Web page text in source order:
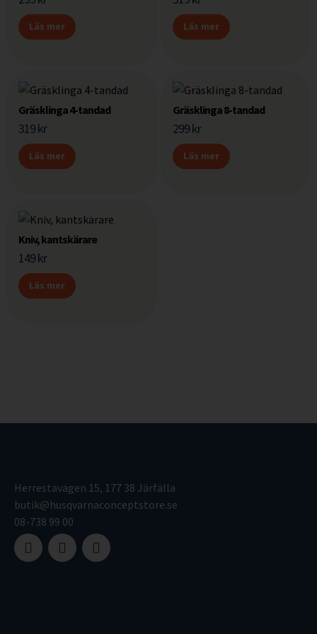
Läs mer Läs mer
Gräsklinga 4-tandad
319kr
Läs mer
Gräsklinga 8-tandad
299kr
Läs mer
Kniv, kantskärare
149kr
Läs mer
Herrestavägen 15, 177 38 Järfälla
butik@husqvarnaconceptstore.se
08-738 99 00